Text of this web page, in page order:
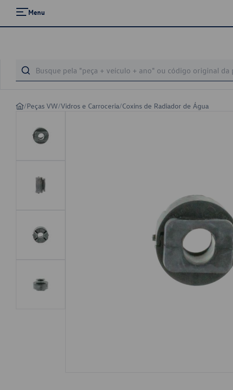
Menu
/Peças VW/Vidros e Carroceria/Coxins de Radiador de Água